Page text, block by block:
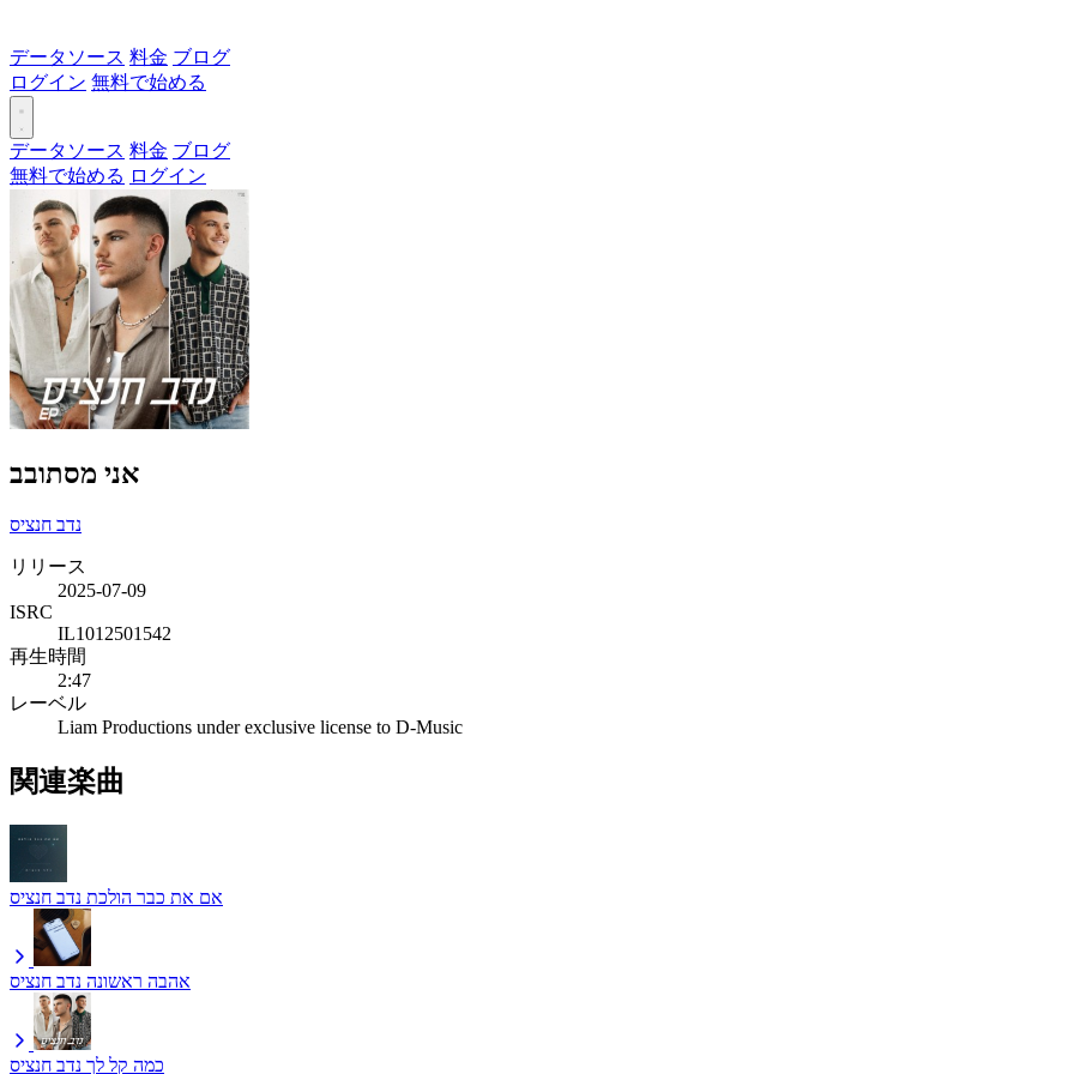
データソース 料金 ブログ
ログイン 無料で始める
データソース 料金 ブログ
無料で始める ログイン
אני מסתובב
נדב חנציס
リリース
2025-07-09
ISRC
IL1012501542
再生時間
2:47
レーベル
Liam Productions under exclusive license to D-Music
関連楽曲
אם את כבר הולכת נדב חנציס
אהבה ראשונה נדב חנציס
כמה קל לך נדב חנציס